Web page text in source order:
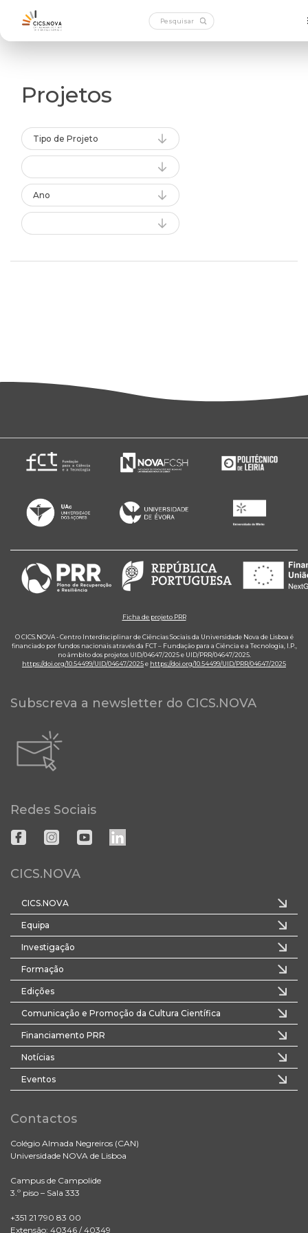
Projetos
Tipo de Projeto
Ano
Ficha de projeto PRR
O CICS.NOVA - Centro Interdisciplinar de Ciências Sociais da Universidade Nova de Lisboa é
financiado por fundos nacionais através da FCT – Fundação para a Ciência e a Tecnologia, I.P.,
no âmbito dos projetos UID/04647/2025 e UID/PRR/04647/2025.
https://doi.org/10.54499/UID/04647/2025e https://doi.org/10.54499/UID/PRR/04647/2025
Subscreva a newsletter do CICS.NOVA
Redes Sociais
CICS.NOVA
CICS.NOVA
Equipa
Investigação
Formação
Edições
Comunicação e Promoção da Cultura Científica
Financiamento PRR
Notícias
Eventos
Contactos
Colégio Almada Negreiros (CAN)
Universidade NOVA de Lisboa
Campus de Campolide
3.º piso – Sala 333
+351 21 790 83 00
Extensão: 40346 / 40349